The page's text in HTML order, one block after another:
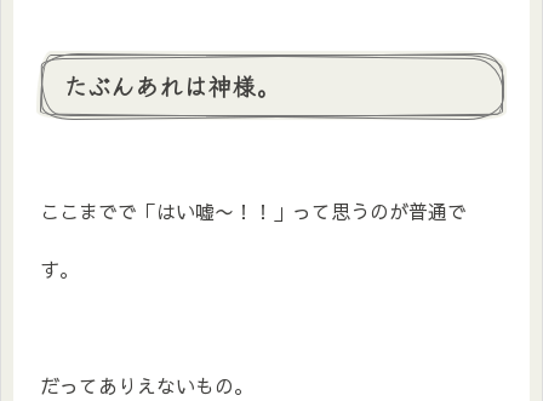
たぶんあれは神様。
ここまでで「はい嘘〜！！」って思うのが普通で
す。
だってありえないもの。